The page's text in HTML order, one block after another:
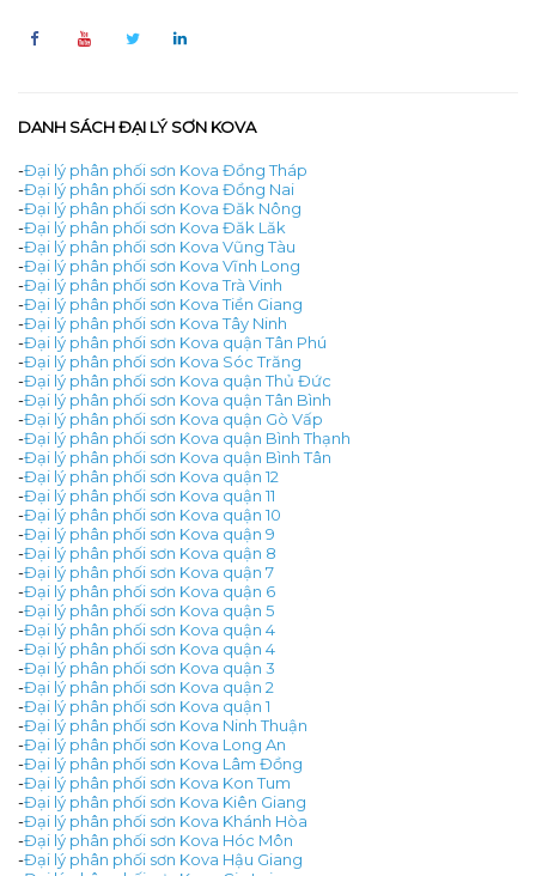
DANH SÁCH ĐẠI LÝ SƠN KOVA
-Đại lý phân phối sơn Kova Đồng Tháp
-Đại lý phân phối sơn Kova Đồng Nai
-Đại lý phân phối sơn Kova Đăk Nông
-Đại lý phân phối sơn Kova Đăk Lăk
-Đại lý phân phối sơn Kova Vũng Tàu
-Đại lý phân phối sơn Kova Vĩnh Long
-Đại lý phân phối sơn Kova Trà Vinh
-Đại lý phân phối sơn Kova Tiền Giang
-Đại lý phân phối sơn Kova Tây Ninh
-Đại lý phân phối sơn Kova quận Tân Phú
-Đại lý phân phối sơn Kova Sóc Trăng
-Đại lý phân phối sơn Kova quận Thủ Đức
-Đại lý phân phối sơn Kova quận Tân Bình
-Đại lý phân phối sơn Kova quận Gò Vấp
-Đại lý phân phối sơn Kova quận Bình Thạnh
-Đại lý phân phối sơn Kova quận Bình Tân
-Đại lý phân phối sơn Kova quận 12
-Đại lý phân phối sơn Kova quận 11
-Đại lý phân phối sơn Kova quận 10
-Đại lý phân phối sơn Kova quận 9
-Đại lý phân phối sơn Kova quận 8
-Đại lý phân phối sơn Kova quận 7
-Đại lý phân phối sơn Kova quận 6
-Đại lý phân phối sơn Kova quận 5
-Đại lý phân phối sơn Kova quận 4
-Đại lý phân phối sơn Kova quận 4
-Đại lý phân phối sơn Kova quận 3
-Đại lý phân phối sơn Kova quận 2
-Đại lý phân phối sơn Kova quận 1
-Đại lý phân phối sơn Kova Ninh Thuận
-Đại lý phân phối sơn Kova Long An
-Đại lý phân phối sơn Kova Lâm Đồng
-Đại lý phân phối sơn Kova Kon Tum
-Đại lý phân phối sơn Kova Kiên Giang
-Đại lý phân phối sơn Kova Khánh Hòa
-Đại lý phân phối sơn Kova Hóc Môn
-Đại lý phân phối sơn Kova Hậu Giang